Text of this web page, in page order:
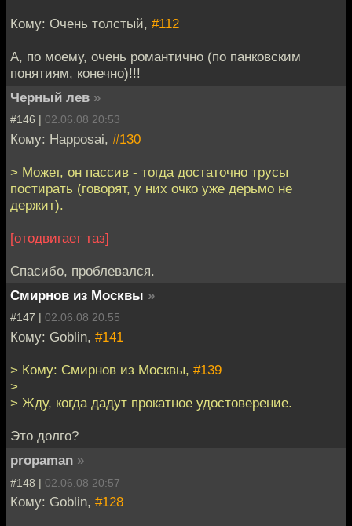
Кому: Очень толстый, #112
А, по моему, очень романтично (по панковским
понятиям, конечно)!!!
Черный лев »
#146 | 02.06.08 20:53
Кому: Happosai, #130
> Может, он пассив - тогда достаточно трусы
постирать (говорят, у них очко уже дерьмо не
держит).
[отодвигает таз]
Спасибо, проблевался.
Смирнов из Москвы »
#147 | 02.06.08 20:55
Кому: Goblin, #141
> Кому: Смирнов из Москвы, #139
>
> Жду, когда дадут прокатное удостоверение.
Это долго?
propaman »
#148 | 02.06.08 20:57
Кому: Goblin, #128